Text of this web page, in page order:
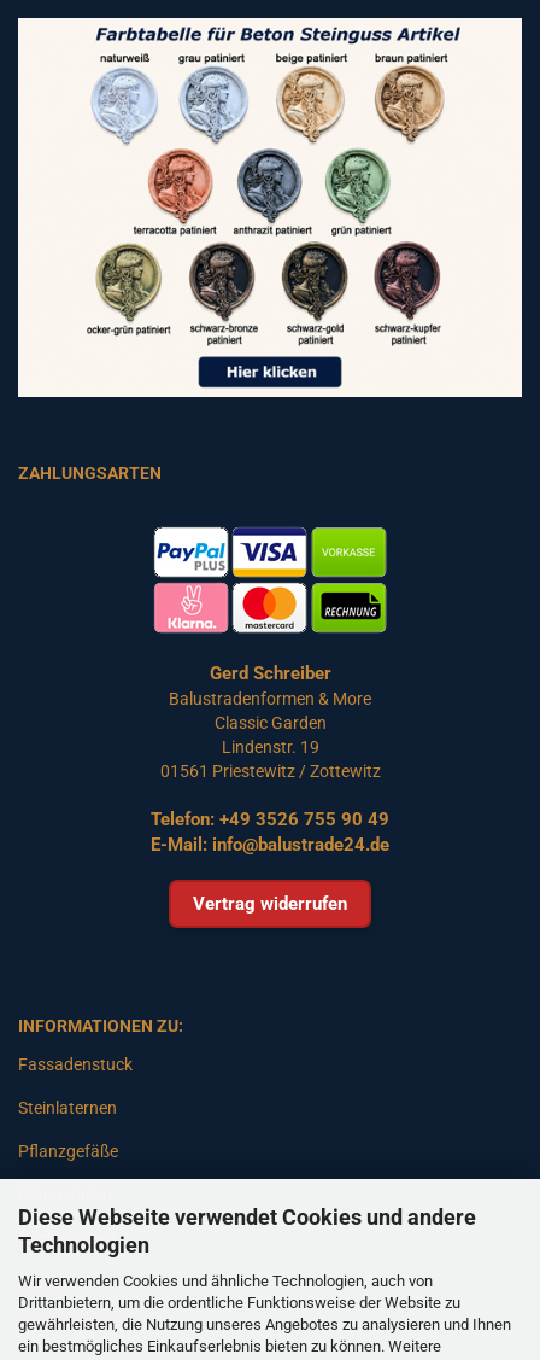
Diese Webseite verwendet Cookies und andere
Technologien
Wir verwenden Cookies und ähnliche Technologien, auch von
Drittanbietern, um die ordentliche Funktionsweise der Website zu
gewährleisten, die Nutzung unseres Angebotes zu analysieren und Ihnen
ein bestmögliches Einkaufserlebnis bieten zu können. Weitere
ZAHLUNGSARTEN
Gerd Schreiber
Balustradenformen & More
Classic Garden
Lindenstr. 19
01561 Priestewitz / Zottewitz
Telefon: +49 3526 755 90 49
E-Mail: info@balustrade24.de
Vertrag widerrufen
INFORMATIONEN ZU:
Fassadenstuck
Steinlaternen
Pflanzgefäße
Gartenbänke
Pfeiler
Gartenbrunnen